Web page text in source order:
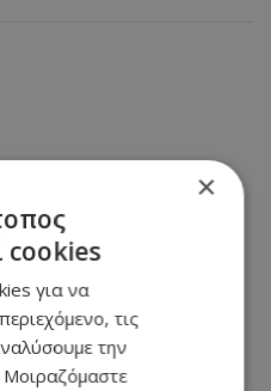
×
cookies
για να
τις
την
Μοιραζόμαστε